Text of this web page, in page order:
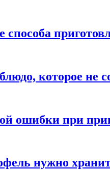
которое не
ошибки при
нужно